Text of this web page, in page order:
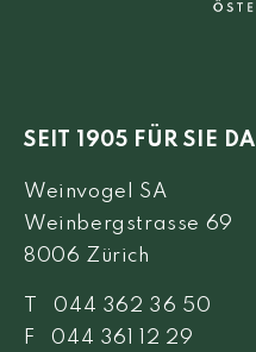
SEIT 1905 FÜR SIE DA
Weinvogel SA
Weinbergstrasse 69
8006 Zürich
T 044 362 36 50
F 044 361 12 29